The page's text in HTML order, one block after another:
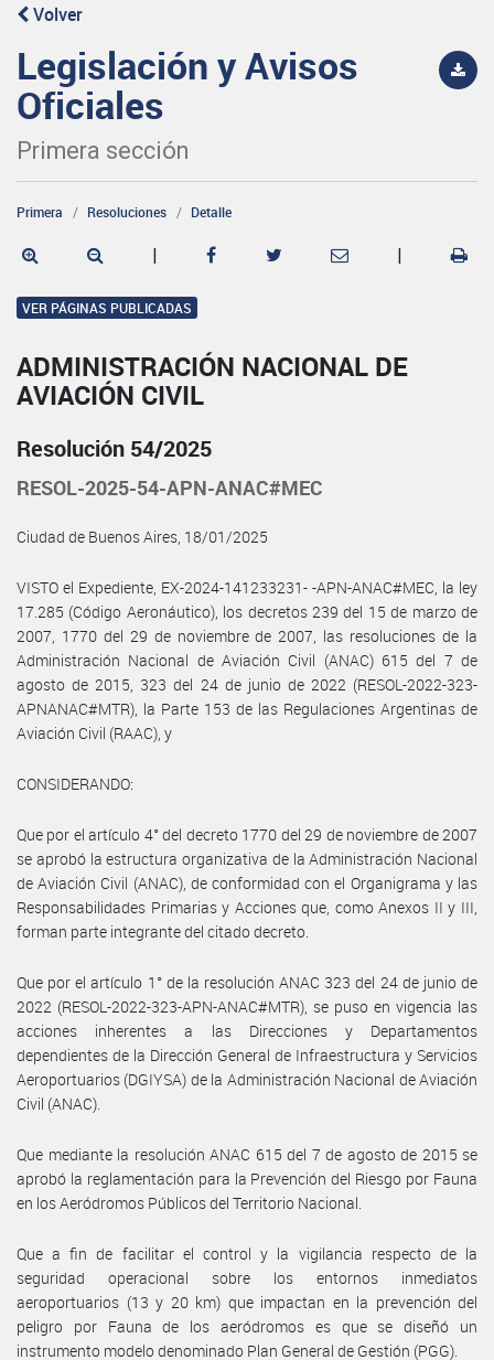
Volver
Legislación y Avisos
Oficiales
Primera sección
Primera Resoluciones Detalle
| |
VER PÁGINAS PUBLICADAS
ADMINISTRACIÓN NACIONAL DE
AVIACIÓN CIVIL
Resolución 54/2025
RESOL-2025-54-APN-ANAC#MEC
Ciudad de Buenos Aires, 18/01/2025
VISTO el Expediente, EX-2024-141233231- -APN-ANAC#MEC, la ley
17.285 (Código Aeronáutico), los decretos 239 del 15 de marzo de
2007, 1770 del 29 de noviembre de 2007, las resoluciones de la
Administración Nacional de Aviación Civil (ANAC) 615 del 7 de
agosto de 2015, 323 del 24 de junio de 2022 (RESOL-2022-323-
APNANAC#MTR), la Parte 153 de las Regulaciones Argentinas de
Aviación Civil (RAAC), y
CONSIDERANDO:
Que por el artículo 4° del decreto 1770 del 29 de noviembre de 2007
se aprobó la estructura organizativa de la Administración Nacional
de Aviación Civil (ANAC), de conformidad con el Organigrama y las
Responsabilidades Primarias y Acciones que, como Anexos II y III,
forman parte integrante del citado decreto.
Que por el artículo 1° de la resolución ANAC 323 del 24 de junio de
2022 (RESOL-2022-323-APN-ANAC#MTR), se puso en vigencia las
acciones inherentes a las Direcciones y Departamentos
dependientes de la Dirección General de Infraestructura y Servicios
Aeroportuarios (DGIYSA) de la Administración Nacional de Aviación
Civil (ANAC).
Que mediante la resolución ANAC 615 del 7 de agosto de 2015 se
aprobó la reglamentación para la Prevención del Riesgo por Fauna
en los Aeródromos Públicos del Territorio Nacional.
Que a fin de facilitar el control y la vigilancia respecto de la
seguridad operacional sobre los entornos inmediatos
aeroportuarios (13 y 20 km) que impactan en la prevención del
peligro por Fauna de los aeródromos es que se diseñó un
instrumento modelo denominado Plan General de Gestión (PGG).